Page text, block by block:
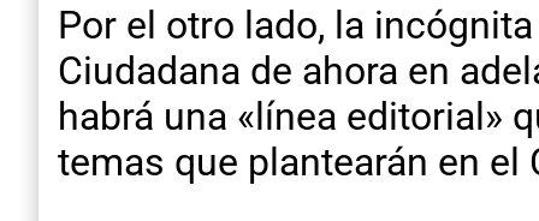
Por el otro lado, la
Ciudadana de ahora en
habrá una «línea editorial»
temas que plantearán en el